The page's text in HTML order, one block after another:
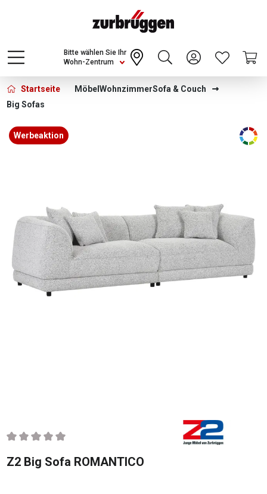
Choose a different country or region to see
content for your location and shop online
CONTINUE
Wohn-Zentrum
Bitte wählen Sie Ihr
Startseite Möbel WohnzimmerSofa & Couch
Big Sofas
Bildergalerie überspringen
Werbeaktion
Durchschnittliche Bewertung von 0 von 5 Sternen
Z2 Big Sofa ROMANTICO